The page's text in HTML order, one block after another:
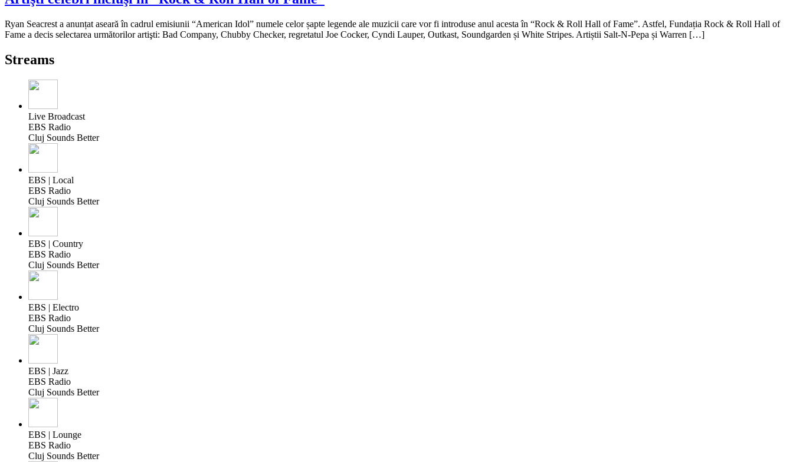
Ryan Seacrest a anunțat aseară în cadrul emisiunii “American Idol” numele celor șapte legende ale muzicii care vor fi introduse anul acesta în “Rock & Roll Hall of Fame”. Astfel, Fundația Rock & Roll Hall of
Fame a decis selectarea următorilor artişti: Bad Company, Chubby Checker, regretatul Joe Cocker, Cyndi Lauper, Outkast, Soundgarden și White Stripes. Artiștii Salt-N-Pepa și Warren […]
Streams
Live Broadcast
EBS Radio
Cluj Sounds Better
EBS | Local
EBS Radio
Cluj Sounds Better
EBS | Country
EBS Radio
Cluj Sounds Better
EBS | Electro
EBS Radio
Cluj Sounds Better
EBS | Jazz
EBS Radio
Cluj Sounds Better
EBS | Lounge
EBS Radio
Cluj Sounds Better